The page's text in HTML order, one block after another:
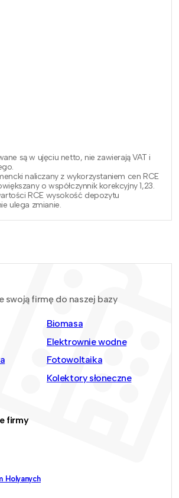
są w ujęciu netto, nie zawierają VAT i
naliczany z wykorzystaniem cen RCE
o współczynnik korekcyjny 1,23.
RCE wysokość depozytu
ulega zmianie.
swoją firmę do naszej bazy
Biomasa
Elektrownie wodne
Fotowoltaika
Kolektory słoneczne
firmy
Holyanych